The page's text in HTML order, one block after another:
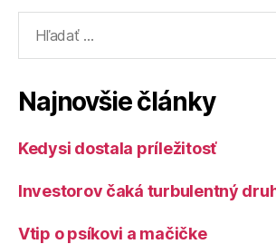
Najnovšie články
Kedysi dostala príležitosť
Investorov čaká turbulentný
Vtip o psíkovi a mačičke